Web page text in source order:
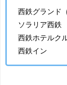
西鉄グランド
ソラリア西鉄
西鉄ホテルク
西鉄イン